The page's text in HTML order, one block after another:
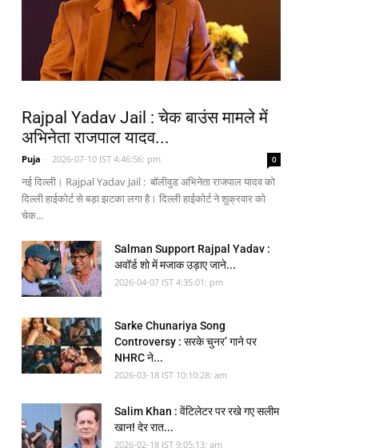
Rajpal Yadav Jail : चेक बाउंस मामले में
अभिनेता राजपाल यादव...
Puja - 2026-07-10 IST 4:46:56: pm 0
नई दिल्ली। Rajpal Yadav Jail : बॉलीवुड अभिनेता राजपाल यादव को
दिल्ली हाईकोर्ट से बड़ा झटका लगा है। दिल्ली हाईकोर्ट ने शुक्रवार को
चेक...
Salman Support Rajpal Yadav :
अवॉर्ड शो में मजाक उड़ाए जाने...
2026-04-07 IST 4:35:01: pm
Sarke Chunariya Song
Controversy : सरके चुनर’ गाने पर
NHRC ने...
2026-03-18 IST 10:10:28: am
Salim Khan : वेंटिलेटर पर रखे गए सलीम
खान! देर रात...
2026-02-18 IST 9:05:13: am